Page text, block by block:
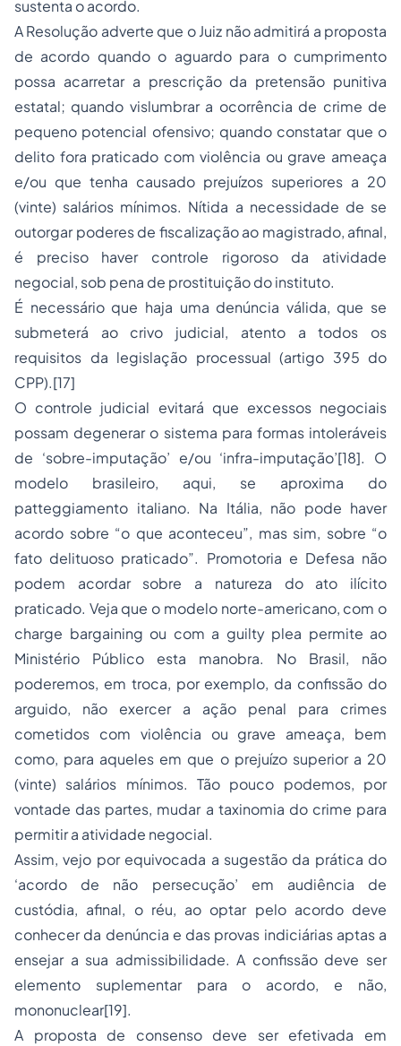
sustenta o acordo.
A Resolução adverte que o Juiz não admitirá a proposta
de acordo quando o aguardo para o cumprimento
possa acarretar a prescrição da pretensão punitiva
estatal; quando vislumbrar a ocorrência de crime de
pequeno potencial ofensivo; quando constatar que o
delito fora praticado com violência ou grave ameaça
e/ou que tenha causado prejuízos superiores a 20
(vinte) salários mínimos. Nítida a necessidade de se
outorgar poderes de fiscalização ao magistrado, afinal,
é preciso haver controle rigoroso da atividade
negocial, sob pena de prostituição do instituto.
É necessário que haja uma denúncia válida, que se
submeterá ao crivo judicial, atento a todos os
requisitos da legislação processual (artigo 395 do
CPP).[17]
O controle judicial evitará que excessos negociais
possam degenerar o sistema para formas intoleráveis
de ‘sobre-imputação’ e/ou ‘infra-imputação’[18]. O
modelo brasileiro, aqui, se aproxima do
patteggiamento italiano. Na Itália, não pode haver
acordo sobre “o que aconteceu”, mas sim, sobre “o
fato delituoso praticado”. Promotoria e Defesa não
podem acordar sobre a natureza do ato ilícito
praticado. Veja que o modelo norte-americano, com o
charge bargaining ou com a guilty plea permite ao
Ministério Público esta manobra. No Brasil, não
poderemos, em troca, por exemplo, da confissão do
arguido, não exercer a ação penal para crimes
cometidos com violência ou grave ameaça, bem
como, para aqueles em que o prejuízo superior a 20
(vinte) salários mínimos. Tão pouco podemos, por
vontade das partes, mudar a taxinomia do crime para
permitir a atividade negocial.
Assim, vejo por equivocada a sugestão da prática do
‘acordo de não persecução’ em audiência de
custódia, afinal, o réu, ao optar pelo acordo deve
conhecer da denúncia e das provas indiciárias aptas a
ensejar a sua admissibilidade. A confissão deve ser
elemento suplementar para o acordo, e não,
mononuclear[19].
A proposta de consenso deve ser efetivada em